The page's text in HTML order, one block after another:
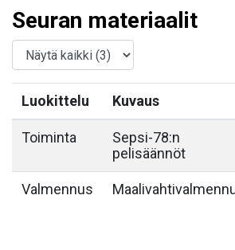
Seuran materiaalit
Luokittelu Kuvaus
Toiminta
Sepsi-78:n
pelisäännöt
Valmennus